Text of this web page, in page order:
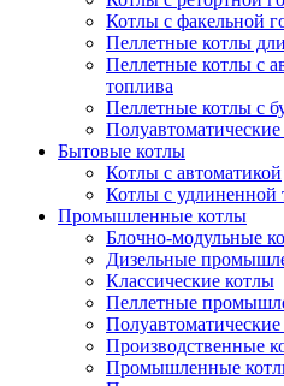
Котлы с факельной
Пеллетные котлы
Пеллетные котлы с
топлива
Пеллетные котлы с
Бытовые котлы
Котлы с автоматикой
Котлы с удлиненной
Промышленные котлы
Блочно-модульные
Дизельные
Классические котлы
Пеллетные
Производственные
Промышленные